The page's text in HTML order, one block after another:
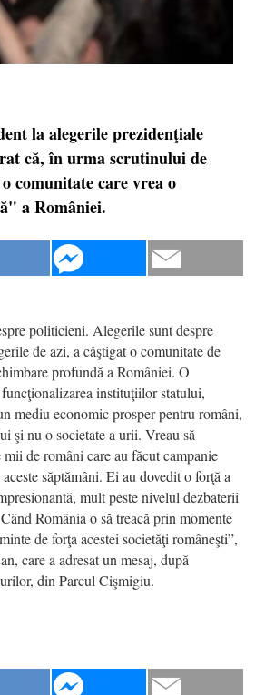
la alegerile prezidenţiale
că, în urma scrutinului de
comunitate care vrea o
a României.
politicieni. Alegerile sunt despre
de azi, a câştigat o comunitate de
profundă a României. O
instituţiilor statului,
mediu economic prosper pentru români,
şi nu o societate a urii. Vreau să
de români care au făcut campanie
săptămâni. Ei au dovedit o forţă a
mult peste nivelul dezbaterii
România o să treacă prin momente
de forţa acestei societăţi româneşti”,
care a adresat un mesaj, după
din Parcul Cişmigiu.